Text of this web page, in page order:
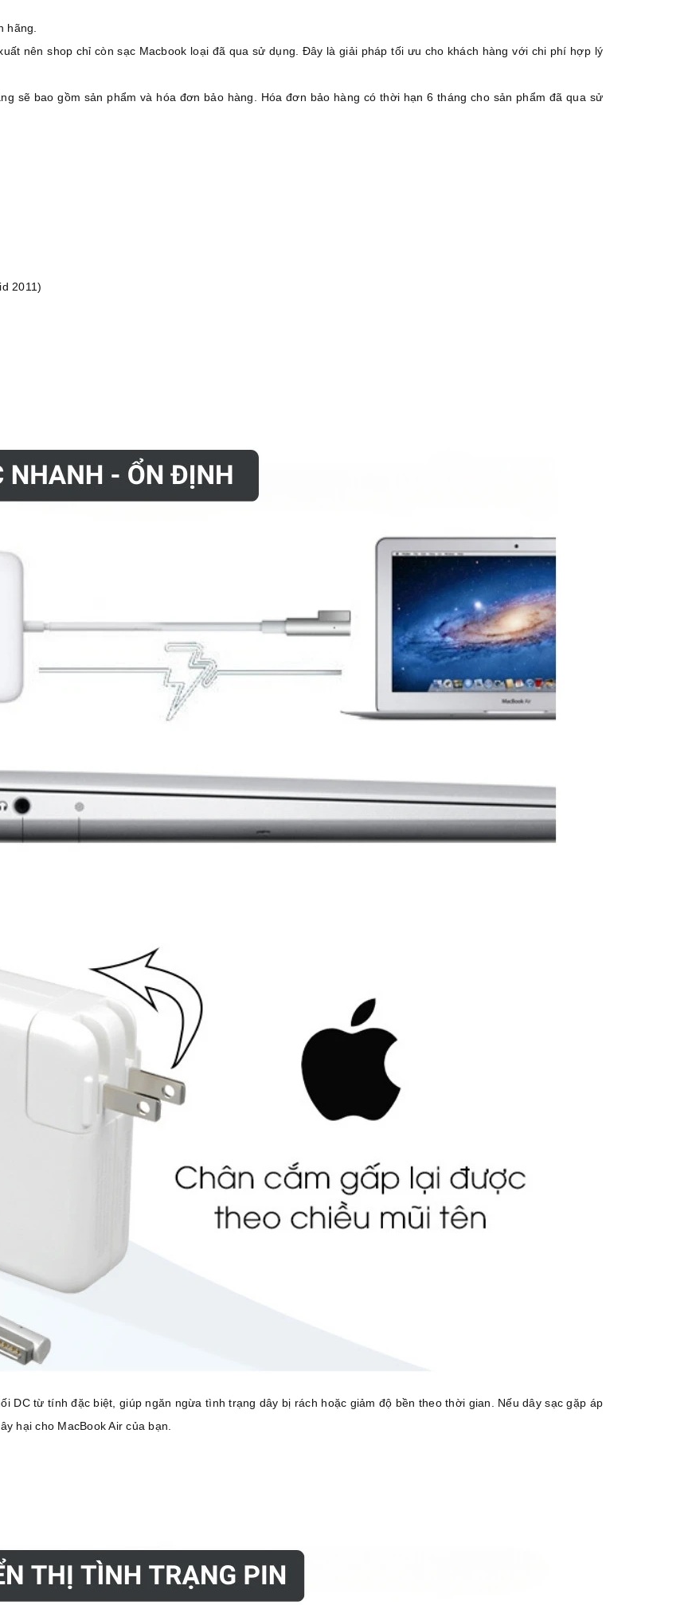
hãng.
nên shop chỉ còn sạc Macbook loại đã qua sử dụng. Đây là giải pháp tối ưu cho khách hàng với chi phí hợp lý
sẽ bao gồm sản phẩm và hóa đơn bảo hàng. Hóa đơn bảo hàng có thời hạn 6 tháng cho sản phẩm đã qua sử
2011)
DC từ tính đặc biệt, giúp ngăn ngừa tình trạng dây bị rách hoặc giảm độ bền theo thời gian. Nếu dây sạc gặp áp
hại cho MacBook Air của bạn.